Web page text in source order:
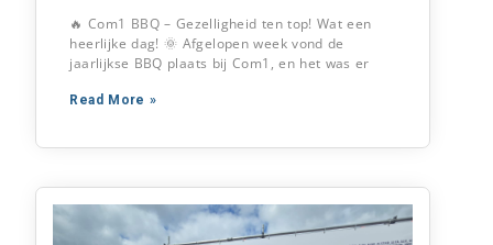
🔥 Com1 BBQ – Gezelligheid ten top! Wat een
heerlijke dag! 🌞 Afgelopen week vond de
jaarlijkse BBQ plaats bij Com1, en het was er
Read More »